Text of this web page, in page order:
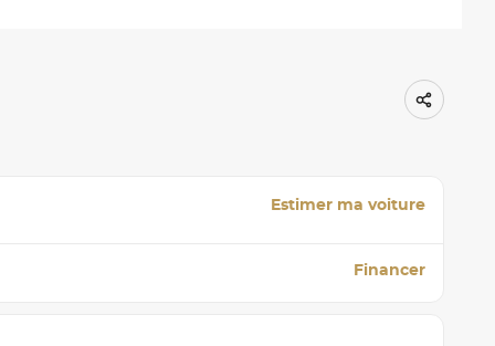
Estimer ma voiture
Financer